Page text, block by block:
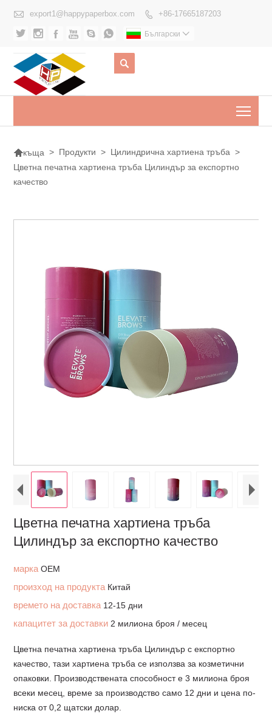
 export1@happypaperbox.com  +86-17665187203
      Български 

къща > Продукти > Цилиндрична хартиена тръба >
Цветна печатна хартиена тръба Цилиндър за експортно
качество
Цветна печатна хартиена тръба
Цилиндър за експортно качество
маркаOEM
произход на продукта Китай
времето на доставка 12-15 дни
капацитет за доставки 2 милиона броя / месец
Цветна печатна хартиена тръба Цилиндър с експортно
качество, тази хартиена тръба се използва за козметични
опаковки. Производствената способност е 3 милиона броя
всеки месец, време за производство само 12 дни и цена по-
ниска от 0,2 щатски долар.